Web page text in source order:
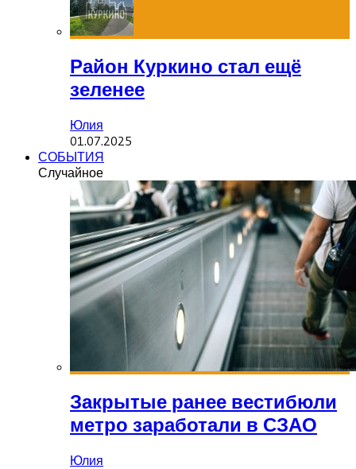
Район Куркино стал ещё
зеленее
Юлия
01.07.2025
СОБЫТИЯ
Случайное
Закрытые ранее вестибюли
метро заработали в СЗАО
Юлия